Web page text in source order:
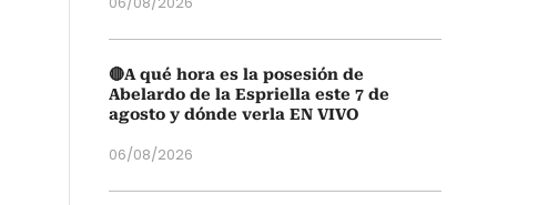
🔴A qué hora es la posesión de
Abelardo de la Espriella este 7 de
agosto y dónde verla EN VIVO
06/08/2026